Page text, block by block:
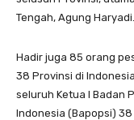
Tengah, Agung Haryadi.
Hadir juga 85 orang
38 Provinsi di
seluruh Ketua l Badan
Indonesia (Bapopsi) 38